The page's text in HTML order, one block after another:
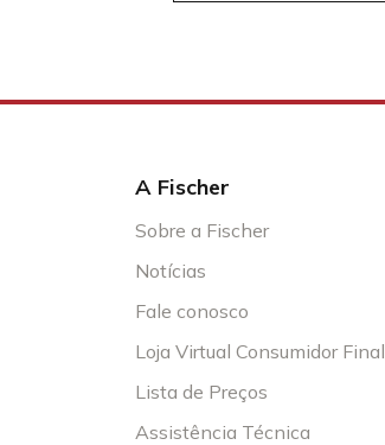
A Fischer
Sobre a Fischer
Notícias
Fale conosco
Loja Virtual Consumidor Final
Lista de Preços
Assistência Técnica